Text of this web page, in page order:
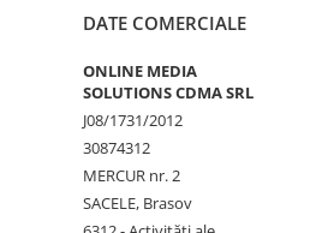
DATE COMERCIALE
ONLINE MEDIA
SOLUTIONS CDMA SRL
J08/1731/2012
30874312
MERCUR nr. 2
SACELE, Brasov